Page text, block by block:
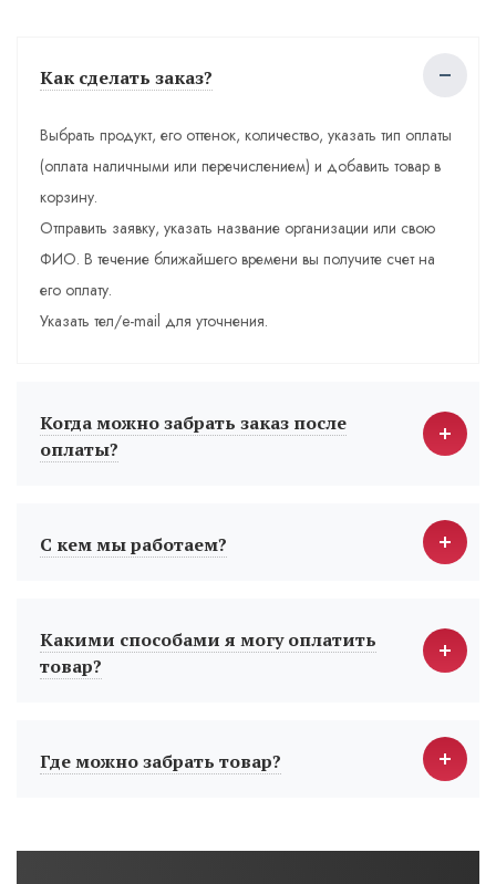
Как сделать заказ?
Выбрать продукт, его оттенок, количество, указать тип оплаты
(оплата наличными или перечислением) и добавить товар в
корзину.
Отправить заявку, указать название организации или свою
ФИО. В течение ближайшего времени вы получите счет на
его оплату.
Указать тел/e-mail для уточнения.
Когда можно забрать заказ после
оплаты?
С кем мы работаем?
Какими способами я могу оплатить
товар?
Где можно забрать товар?